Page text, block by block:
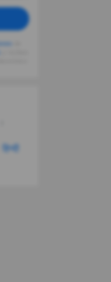
हिन्दी